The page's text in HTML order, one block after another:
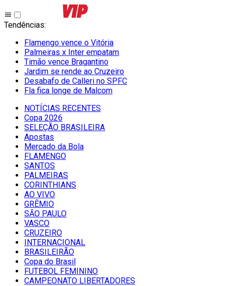
Tendências:
Flamengo vence o Vitória
Palmeiras x Inter empatam
Timão vence Bragantino
Jardim se rende ao Cruzeiro
Desabafo de Calleri no SPFC
Fla fica longe de Malcom
NOTÍCIAS RECENTES
Copa 2026
SELEÇÃO BRASILEIRA
Apostas
Mercado da Bola
FLAMENGO
SANTOS
PALMEIRAS
CORINTHIANS
AO VIVO
GRÊMIO
SĀO PAULO
VASCO
CRUZEIRO
INTERNACIONAL
BRASILEIRÃO
Copa do Brasil
FUTEBOL FEMININO
CAMPEONATO LIBERTADORES